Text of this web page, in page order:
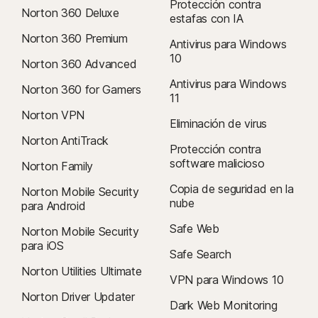
antes de la renovación) o mensualmente, según su ciclo de
facturación. Los suscriptores anuales recibirán por anticipado un
correo electrónico con el precio de la renovación.
Los precios de la renovación
pueden ser superiores al precio inicial
y están sujetos a cambios. Puedes cancelar la renovación
tu cuenta
contactando con nosotros aquí
Cancelación y reembolso
contratos y solicitar un reembolso completo en los 14 días
posteriores a la compra inicial en el caso de suscripciones
mensuales; en el caso de suscripciones anuales, el plazo es de
60 días. Para obtener más información, consulta nuestra
Política de reembolso y cancelación.
Para cancelar el contrato o solicitar un reembolso, haz clic aquí
Se aplican ciertas restricciones. Debes tener una suscripción a
Seguridad del dispositivo con antivirus que se renueve automáticamente
para el servicio de eliminación de virus. Consulta
Norton 360 Deluxe
Norton 360 Premium
Norton 360 Advanced
Norton 360 for Gamers
Norton VPN
Norton AntiTrack
Norton Family
Norton Mobile Security
para Android
Norton Mobile Security
para iOS
Norton Utilities Ultimate
Norton Driver Updater
Protección contra
estafas con IA
Antivirus para Windows
10
Antivirus para Windows
11
Eliminación de virus
Protección contra
software malicioso
Copia de seguridad en la
nube
Safe Web
Safe Search
VPN para Windows 10
Dark Web Monitoring